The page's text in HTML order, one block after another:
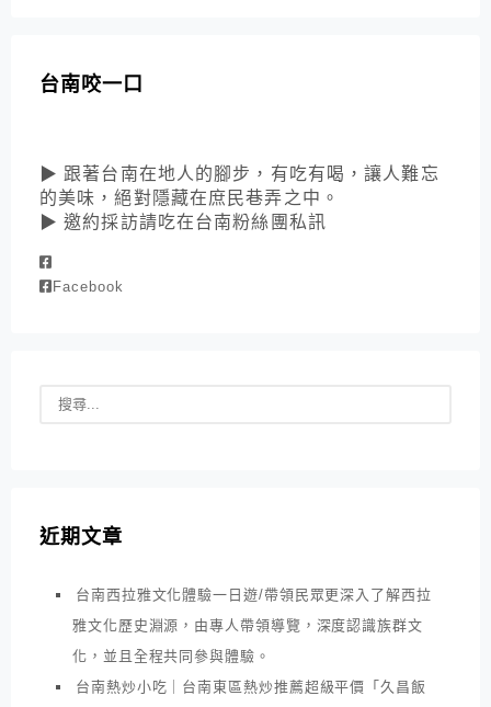
台南咬一口
▶ 跟著台南在地人的腳步，有吃有喝，讓人難忘
的美味，絕對隱藏在庶民巷弄之中。
▶ 邀約採訪請吃在台南粉絲團私訊
Facebook
近期文章
台南西拉雅文化體驗一日遊/帶領民眾更深入了解西拉
雅文化歷史淵源，由專人帶領導覽，深度認識族群文
化，並且全程共同參與體驗。
台南熱炒小吃｜台南東區熱炒推薦超級平價「久昌飯